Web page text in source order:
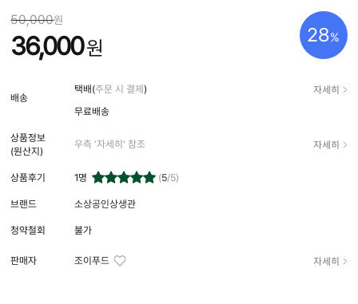
28%
50,000원
36,000원
배송
택배(주문 시 결제) 자세히
무료배송
상품정보
(원산지)
우측 '자세히' 참조 자세히
상품후기 1명 (5/5)
브랜드 소상공인상생관
청약철회 불가
판매자 조이푸드 자세히